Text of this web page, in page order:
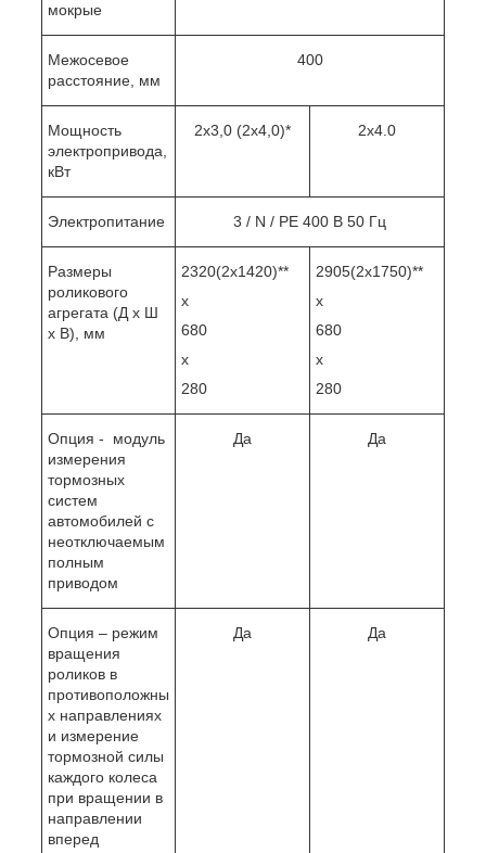
мокрые
Межосевое
расстояние, мм
400
Мощность
электропривода,
кВт
2х3,0 (2х4,0)* 2х4.0
Электропитание 3 / N / PE 400 В 50 Гц
Размеры
роликового
агрегата (Д x Ш
x В), мм
2320(2х1420)**
х
680
х
280
2905(2х1750)**
х
680
х
280
Опция - модуль
измерения
тормозных
систем
автомобилей с
неотключаемым
полным
приводом
Да Да
Опция – режим
вращения
роликов в
противоположны
х направлениях
и измерение
тормозной силы
каждого колеса
при вращении в
направлении
вперед
Да Да